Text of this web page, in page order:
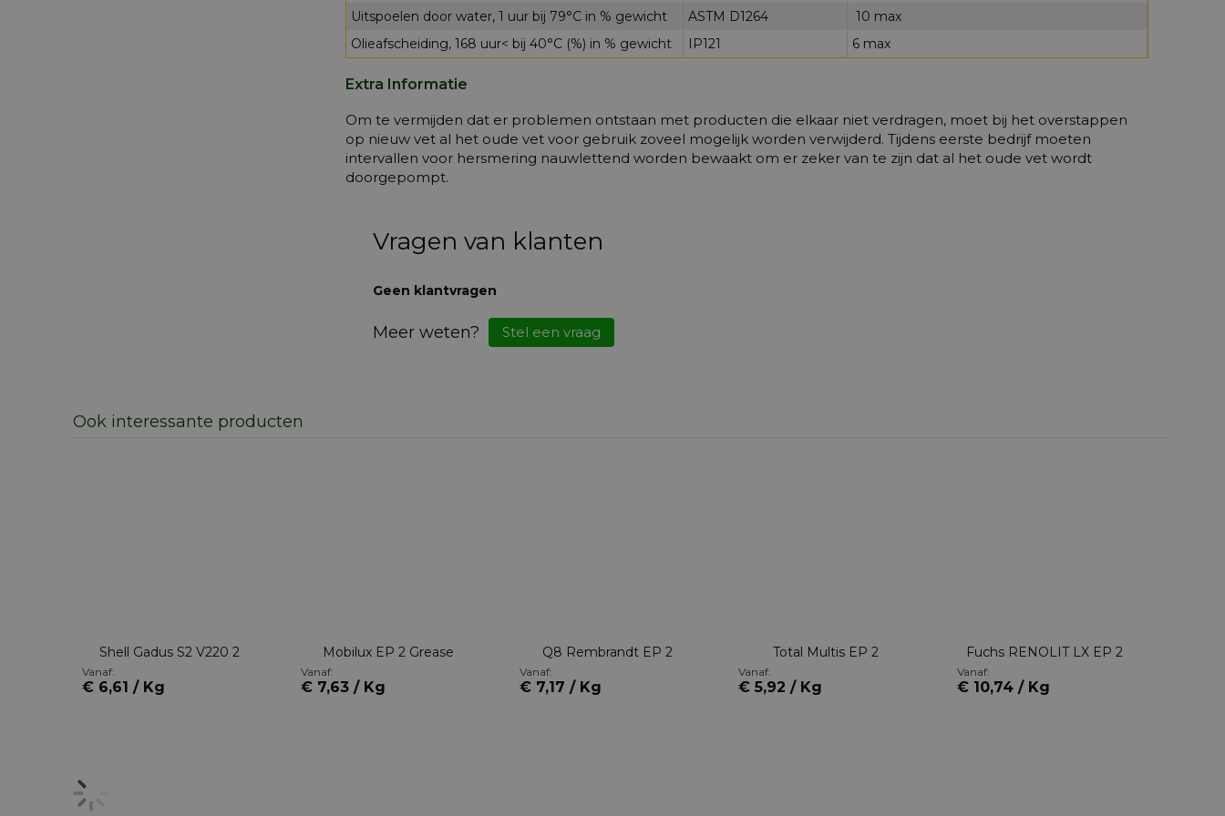
Uitspoelen door water, 1 uur bij 79°C in % gewicht
ASTM D1264
10 max
Olieafscheiding, 168 uur< bij 40°C (%) in % gewicht
IP121 6 max
Extra Informatie
Om te vermijden dat er problemen ontstaan met producten die elkaar niet verdragen, moet bij het overstappen
op nieuw vet al het oude vet voor gebruik zoveel mogelijk worden verwijderd. Tijdens eerste bedrijf moeten
intervallen voor hersmering nauwlettend worden bewaakt om er zeker van te zijn dat al het oude vet wordt
doorgepompt.
Vragen van klanten
Geen klantvragen
Meer weten? Stel een vraag
Ook interessante producten
Shell Gadus S2 V220 2
Vanaf:
€ 6,61 / Kg
Mobilux EP 2 Grease
Vanaf:
€ 7,63 / Kg
Q8 Rembrandt EP 2
Vanaf:
€ 7,17 / Kg
Total Multis EP 2
Vanaf:
€ 5,92 / Kg
Fuchs RENOLIT LX EP 2
Vanaf:
€ 10,74 / Kg